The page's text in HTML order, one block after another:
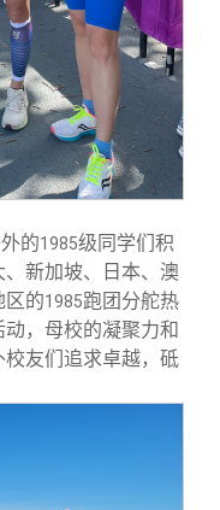
的1985级同学们积
新加坡、日本、澳
区的1985跑团分舵热
，母校的凝聚力和
友们追求卓越，砥